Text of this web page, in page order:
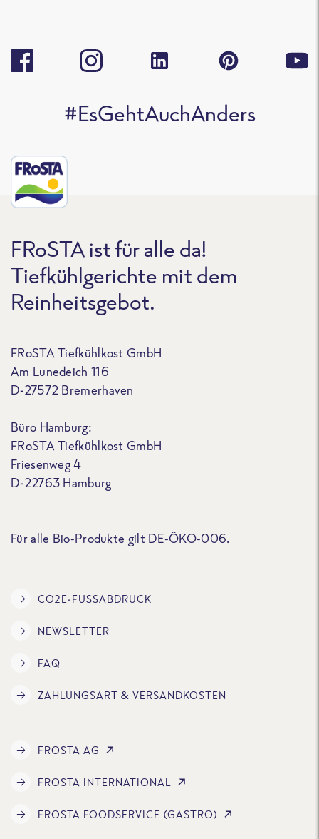
#EsGehtAuchAnders
FRoSTA ist für alle da!
Tiefkühlgerichte mit dem
Reinheitsgebot.
FRoSTA Tiefkühlkost GmbH
Am Lunedeich 116
D-27572 Bremerhaven
Büro Hamburg:
FRoSTA Tiefkühlkost GmbH
Friesenweg 4
D-22763 Hamburg
Für alle Bio-Produkte gilt DE-ÖKO-006.
CO2E-FUSSABDRUCK
NEWSLETTER
FAQ
ZAHLUNGSART & VERSANDKOSTEN
FROSTA AG
FROSTA INTERNATIONAL
FROSTA FOODSERVICE (GASTRO)